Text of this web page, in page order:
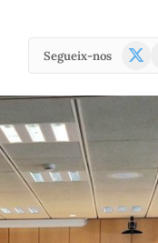
Segueix-nos
X